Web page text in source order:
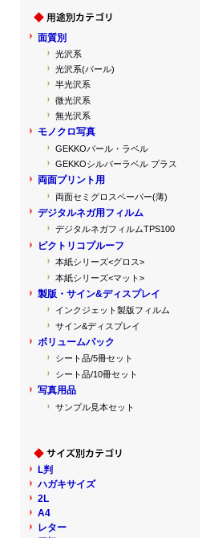
面質別
光沢系
光沢系(パール)
半光沢系
微光沢系
無光沢系
モノクロ写真
GEKKOパール・ラベル
GEKKOシルバーラベル プラス
両面プリント用
両面セミグロスペーパー(薄)
デジタルネガ用フィルム
デジタルネガフィルムTPS100
ピクトリコプルーフ
本紙シリーズ<グロス>
本紙シリーズ<マット>
製版・サイン&ディスプレイ
インクジェット製版フィルム
サイン&ディスプレイ
ボリュームパック
シート品/5冊セット
シート品/10冊セット
写真用品
サンプル見本セット
L判
ハガキサイズ
2L
A4
レター